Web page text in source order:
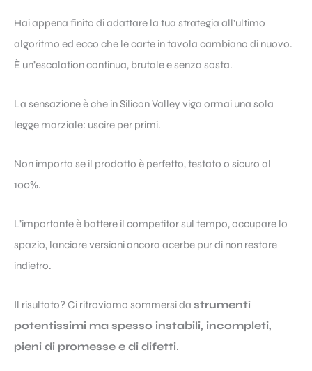
Hai appena finito di adattare la tua strategia all’ultimo
algoritmo ed ecco che le carte in tavola cambiano di nuovo.
È un’escalation continua, brutale e senza sosta.
La sensazione è che in Silicon Valley viga ormai una sola
legge marziale: uscire per primi.
Non importa se il prodotto è perfetto, testato o sicuro al
100%.
L’importante è battere il competitor sul tempo, occupare lo
spazio, lanciare versioni ancora acerbe pur di non restare
indietro.
Il risultato? Ci ritroviamo sommersi da strumenti
potentissimi ma spesso instabili, incompleti,
pieni di promesse e di difetti.